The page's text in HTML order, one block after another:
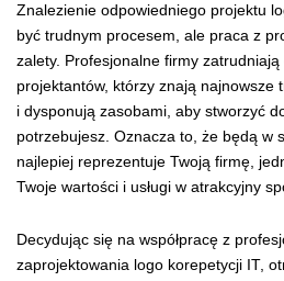
Znalezienie odpowiedniego projektu
być trudnym procesem, ale praca z
zalety. Profesjonalne firmy zatrudniają
projektantów, którzy znają najnowsze
i dysponują zasobami, aby stworzyć
potrzebujesz. Oznacza to, że będą w
najlepiej reprezentuje Twoją firmę,
Twoje wartości i usługi w atrakcyjny
Decydując się na współpracę z
zaprojektowania logo korepetycji IT,